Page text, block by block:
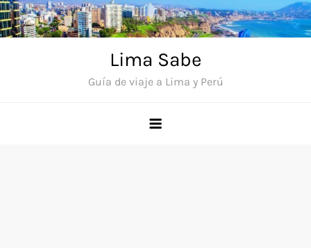
Saltar
al
Lima Sabe
Guía de viaje a Lima y Perú